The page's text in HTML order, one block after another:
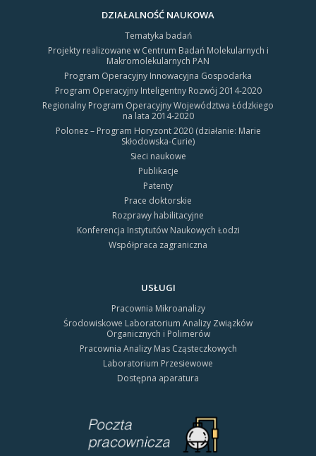
DZIAŁALNOŚĆ NAUKOWA
Tematyka badań
Projekty realizowane w Centrum Badań Molekularnych i
Makromolekularnych PAN
Program Operacyjny Innowacyjna Gospodarka
Program Operacyjny Inteligentny Rozwój 2014-2020
Regionalny Program Operacyjny Województwa Łódzkiego
na lata 2014-2020
Polonez – Program Horyzont 2020 (działanie: Marie
Skłodowska-Curie)
Sieci naukowe
Publikacje
Patenty
Prace doktorskie
Rozprawy habilitacyjne
Konferencja Instytutów Naukowych Łodzi
Współpraca zagraniczna
USŁUGI
Pracownia Mikroanalizy
Środowiskowe Laboratorium Analizy Związków
Organicznych i Polimerów
Pracownia Analizy Mas Cząsteczkowych
Laboratorium Przesiewowe
Dostępna aparatura